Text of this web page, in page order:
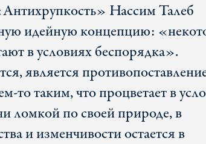
Нассим Талеб
идейную концепцию:
в условиях беспорядка».
является
то таким, что процветает в
ломкой по своей природе, в
и изменчивости остается в